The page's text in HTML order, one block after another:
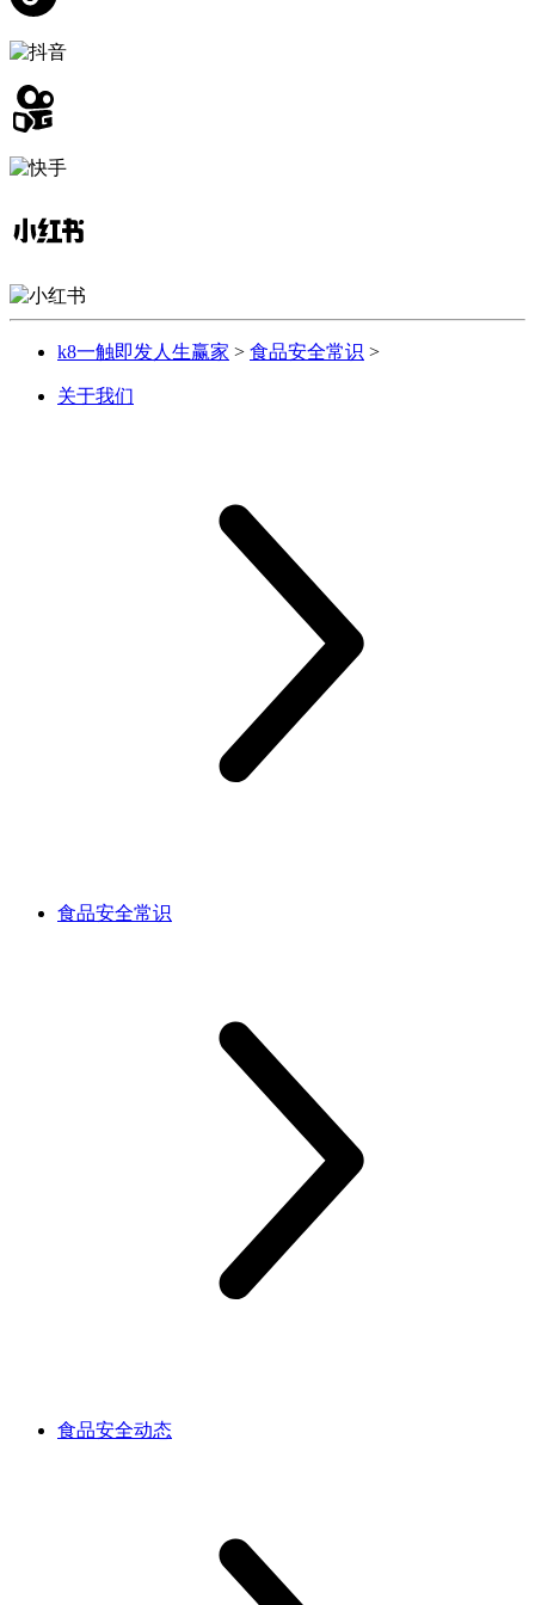
k8一触即发人生赢家 > 食品安全常识 >
关于我们
食品安全常识
食品安全动态